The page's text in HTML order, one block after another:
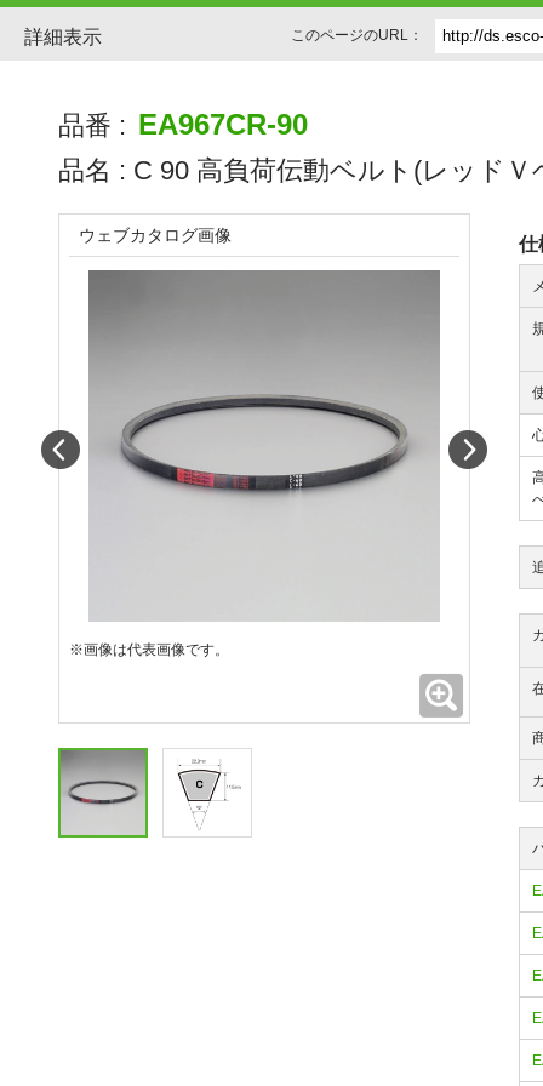
詳細表示 このページのURL：
品番 : EA967CR-90
品名 : C 90 高負荷伝動ベルト(レッドＶ
仕
ウェブカタログ画像
※画像は代表画像です。